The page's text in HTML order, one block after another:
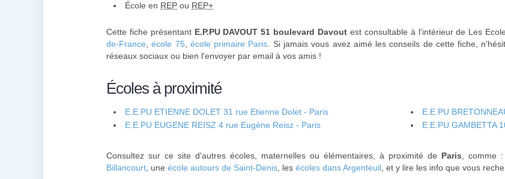
École en REP ou REP+
Cette fiche présentant E.P.PU DAVOUT 51 boulevard Davout est consultable à l'intérieur de Les
de-France ,école 75 école primaire Paris . Si jamais vous avez aimé les conseils de cette fiche,
réseaux sociaux ou bien l'envoyer par email à vos amis !
Écoles à proximité
E.E.PU ETIENNE DOLET 31 rue Etienne Dolet - Paris
E.E.PU
E.E.PU EUGENE REISZ 4 rue Eugène Reisz - Paris
E.E.PU GAMBETTA
Consultez sur ce site d'autres écoles, maternelles ou élémentaires, à proximité de Paris , comme
Billancourt , une école autours de Saint-Denis , les écoles dans Argenteuil , et y lire les info que vous